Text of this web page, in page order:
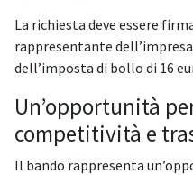
La richiesta deve essere
rappresentante
dell’imposta di bollo di 16
Un’opportunità
competitività e
Il bando rappresenta